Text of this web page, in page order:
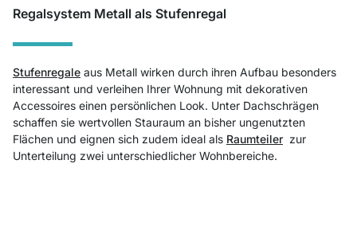
Regalsystem Metall als Stufenregal
Stufenregale aus Metall wirken durch ihren Aufbau besonders
interessant und verleihen Ihrer Wohnung mit dekorativen
Accessoires einen persönlichen Look. Unter Dachschrägen
schaffen sie wertvollen Stauraum an bisher ungenutzten
Flächen und eignen sich zudem ideal als Raumteiler zur
Unterteilung zwei unterschiedlicher Wohnbereiche.